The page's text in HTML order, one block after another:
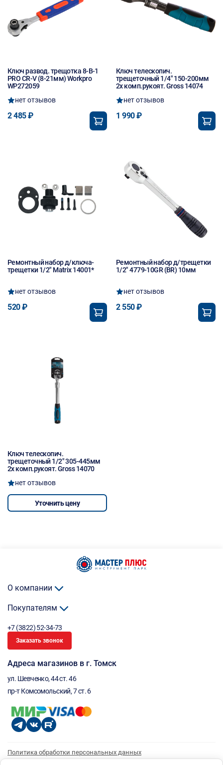
Ключ развод. трещотка 8-В-1
PRO CR-V (8-21мм) Workpro
WP272059
нет отзывов
2 485 ₽
Ключ телескопич.
трещеточный 1/4" 150-200мм
2х комп.рукоят. Gross 14074
нет отзывов
1 990 ₽
Ремонтный набор д/ключа-
трещетки 1/2" Matrix 14001*
нет отзывов
520 ₽
Ремонтный набор д/трещетки
1/2" 4779-10GR (BR) 10мм
нет отзывов
2 550 ₽
Ключ телескопич.
трещеточный 1/2" 305-445мм
2х комп.рукоят. Gross 14070
нет отзывов
Уточнить цену
О компании
Покупателям
+7 (3822) 52-34-73
Заказать звонок
Адреса магазинов в г. Томск
ул. Шевченко, 44 ст. 46
пр-т Комсомольский, 7 ст. 6
Политика обработки персональных данных